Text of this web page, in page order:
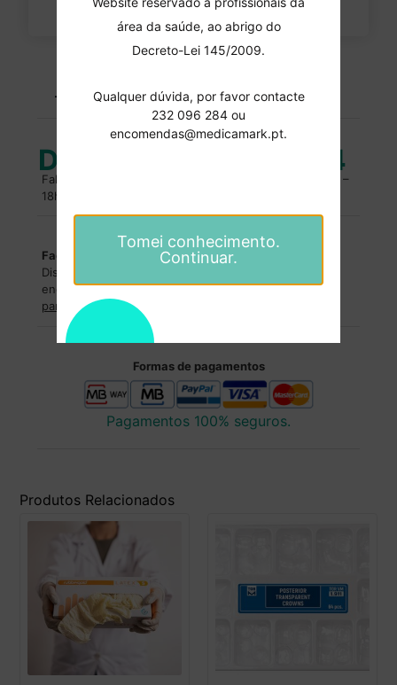
encomendas superiores a 100 euros
Duvidas? 232 096 284
Fale com um especialista. Entre em contacto, das 10h –
18h.
Facilidades de pagamentos
Dispomos de facilidades de pagamentos para
encomendas superiores a2500€.Entre em contacto
para saber mais.
Formas de pagamentos
Pagamentos 100% seguros.
Produtos Relacionados
área da saúde, ao abrigo do
Decreto-Lei 145/2009.
Qualquer dúvida, por favor contacte
232 096 284 ou
encomendas@medicamark.pt.
Tomei conhecimento.
Continuar.